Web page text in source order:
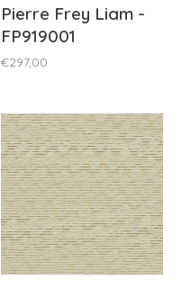
Pierre Frey Liam -
FP919001
€297,00